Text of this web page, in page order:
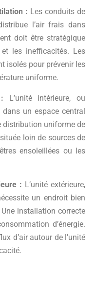
: Les conduits de
l’air frais dans
doit être stratégique
et les inefficacités. Les
isolés pour prévenir les
uniforme.
L’unité intérieure, ou
un espace central
distribution uniforme de
loin de sources de
ensoleillées ou les
: L’unité extérieure,
un endroit bien
installation correcte
d’énergie.
d’air autour de l’unité